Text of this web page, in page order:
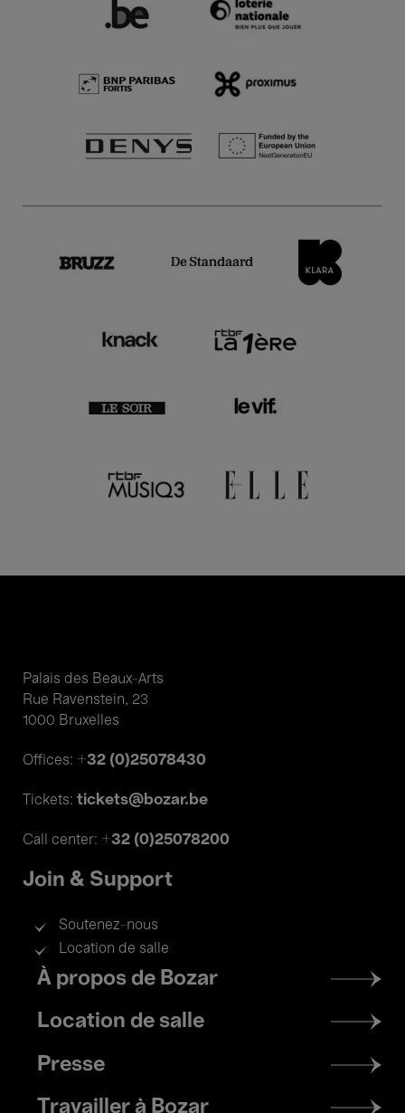
Palais des Beaux-Arts
Rue Ravenstein, 23
1000 Bruxelles
Offices: +32 (0)25078430
Tickets: tickets@bozar.be
Call center: +32 (0)25078200
Join & Support
Soutenez-nous
Location de salle
Footer
menu
À propos de Bozar
Location de salle
Presse
Travailler à Bozar